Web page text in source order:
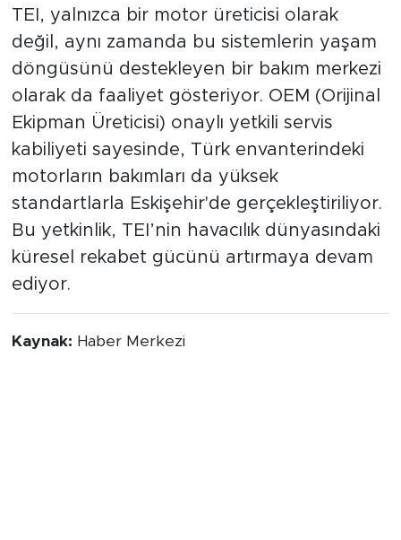
TEI, yalnızca bir motor üreticisi olarak
değil, aynı zamanda bu sistemlerin yaşam
döngüsünü destekleyen bir bakım merkezi
olarak da faaliyet gösteriyor. OEM (Orijinal
Ekipman Üreticisi) onaylı yetkili servis
kabiliyeti sayesinde, Türk envanterindeki
motorların bakımları da yüksek
standartlarla Eskişehir'de gerçekleştiriliyor.
Bu yetkinlik, TEI’nin havacılık dünyasındaki
küresel rekabet gücünü artırmaya devam
ediyor.
Kaynak: Haber Merkezi